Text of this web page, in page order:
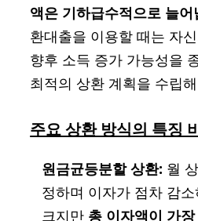
액은 기하급수적으로 늘어
환대출을 이용할 때는 자
향후 소득 증가 가능성을
최적의 상환 계획을 수립
주요 상환 방식의 특징
원금균등분할 상환: 월
정하며 이자가 점차 감
크지만 총 이자액이 가